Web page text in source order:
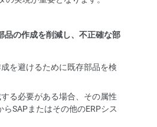
品の作成を削減し、不正確な部
を避けるために既存部品を検
る必要がある場合、その属性
SAPまたはその他のERPシス